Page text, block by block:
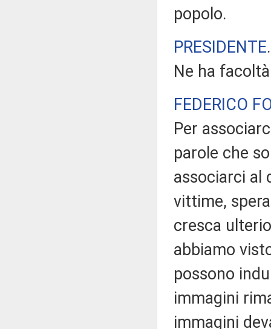
popolo.
PRESIDENTE
Ne ha
FEDERICO
Per
parole che
associarci al
vittime,
cresca
abbiamo
possono
immagini
immagini